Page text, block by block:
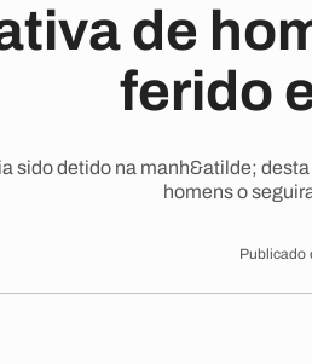
de
ferido
sido detido na manh&atilde;
homens o
Publicado